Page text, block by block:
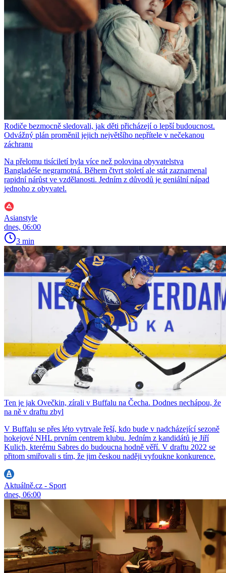
Rodiče bezmocně sledovali, jak děti přicházejí o lepší budoucnost.
Odvážný plán proměnil jejich největšího nepřítele v nečekanou
záchranu
Na přelomu tisíciletí byla více než polovina obyvatelstva
Bangladéše negramotná. Během čtvrt století ale stát zaznamenal
rapidní nárůst ve vzdělanosti. Jedním z důvodů je geniální nápad
jednoho z obyvatel.
Asianstyle
dnes, 06:00
3 min
Ten je jak Ovečkin, zírali v Buffalu na Čecha. Dodnes nechápou, že
na ně v draftu zbyl
V Buffalu se přes léto vytrvale řeší, kdo bude v nadcházející sezoně
hokejové NHL prvním centrem klubu. Jedním z kandidátů je Jiří
Kulich, kterému Sabres do budoucna hodně věří. V draftu 2022 se
přitom smiřovali s tím, že jim českou naději vyfoukne konkurence.
Aktuálně.cz - Sport
dnes, 06:00